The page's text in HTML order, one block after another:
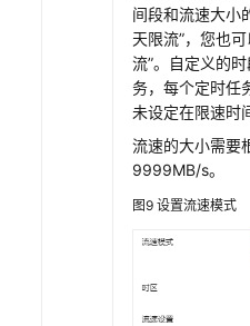
间段和流速大小
天限流”，您也
流”。自定义的
务，每个定时任
未设定在限速时
流速的大小需要
9999MB/s。
图9 设置流速模式